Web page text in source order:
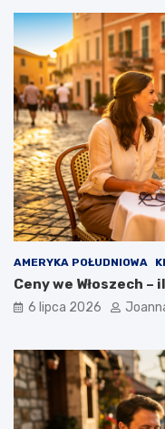
AMERYKA POŁUDNIOWA
Ceny we Włoszech
6 lipca 2026